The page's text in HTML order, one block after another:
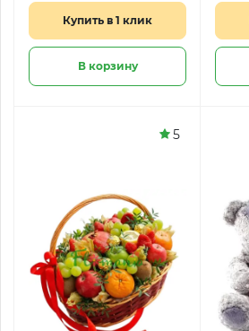
Купить в 1 клик
В корзину
5